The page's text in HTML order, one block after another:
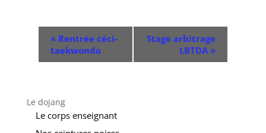
Navigation
Évènement
«Rentrée céci-
taekwondo
Stage arbitrage
LBTDA »
Le dojang
Le corps enseignant